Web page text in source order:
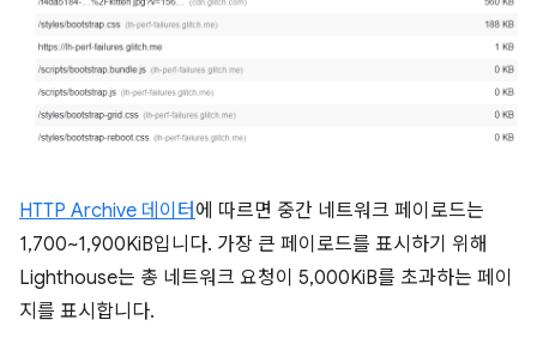
HTTP Archive 데이터 에 따르면 중간 네트워크 페이로드는
1,700~1,900KiB입니다. 가장 큰 페이로드를 표시하기 위해
Lighthouse는 총 네트워크 요청이 5,000KiB를 초과하는 페이
지를 표시합니다.